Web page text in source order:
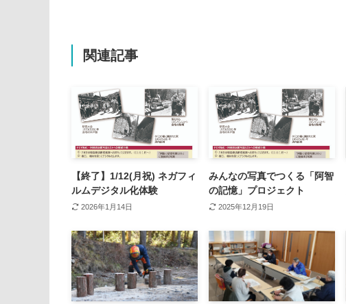
関連記事
【終了】1/12(月祝) ネガフィ
ルムデジタル化体験
2026年1月14日
みんなの写真でつくる「阿智
の記憶」プロジェクト
2025年12月19日